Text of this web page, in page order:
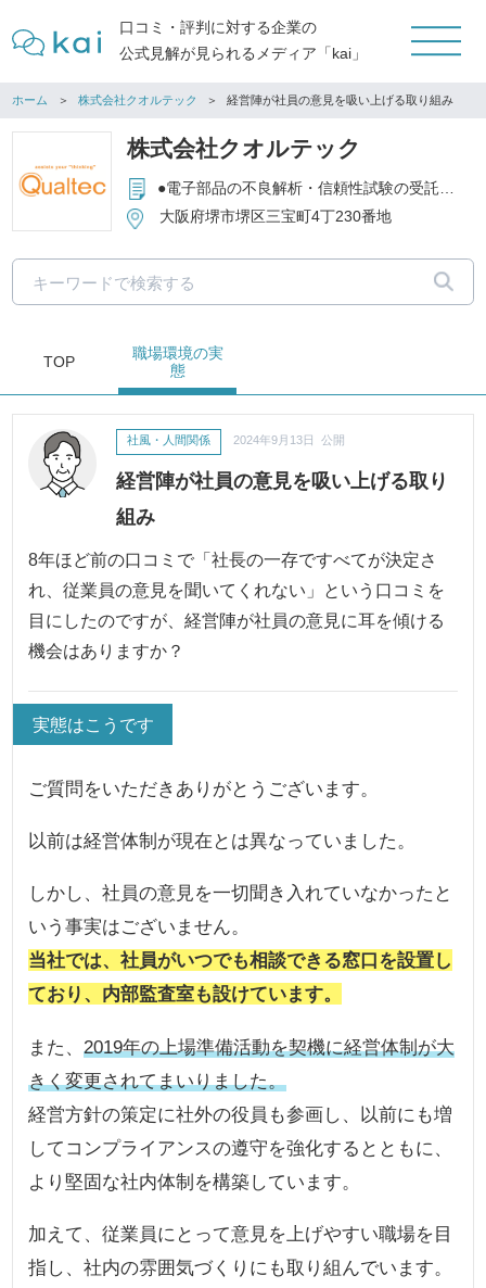
口コミ・評判に対する企業の
公式見解が見られるメディア「kai」
ホーム 株式会社クオルテック 経営陣が社員の意見を吸い上げる取り組み
株式会社クオルテック
●電子部品の不良解析・信頼性試験の受託および新技術の開発 ●品質管理を中心とした工場経営、実装技術に関するコンサルタント ●レーザ加工・表面処理（めっき）技術を中心とした微細加工 ●試験装置の設計・開発・製造・販売
大阪府堺市堺区三宝町4丁230番地
TOP
職場環境の実
態
経営陣が社員の意見を吸い上げる取り
組み
社風・人間関係 2024年9月13日 公開
8年ほど前の口コミで「社長の一存ですべてが決定さ
れ、従業員の意見を聞いてくれない」という口コミを
目にしたのですが、経営陣が社員の意見に耳を傾ける
機会はありますか？
実態はこうです
ご質問をいただきありがとうございます。
以前は経営体制が現在とは異なっていました。
しかし、社員の意見を一切聞き入れていなかったと
いう事実はございません。
当社では、社員がいつでも相談できる窓口を設置し
ており、内部監査室も設けています。
また、2019年の上場準備活動を契機に経営体制が大
きく変更されてまいりました。
経営方針の策定に社外の役員も参画し、以前にも増
してコンプライアンスの遵守を強化するとともに、
より堅固な社内体制を構築しています。
加えて、従業員にとって意見を上げやすい職場を目
指し、社内の雰囲気づくりにも取り組んでいます。